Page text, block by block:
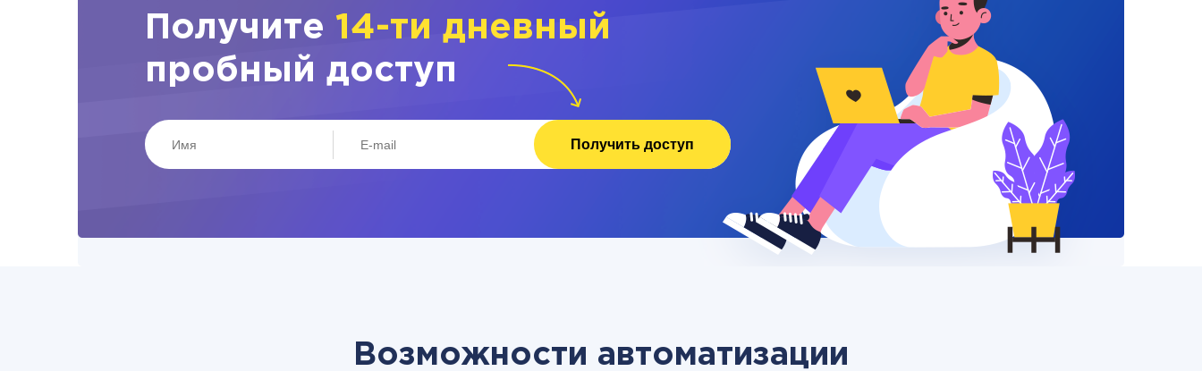
Получите 14-ти дневный
пробный доступ
Получить доступ
Возможности автоматизации